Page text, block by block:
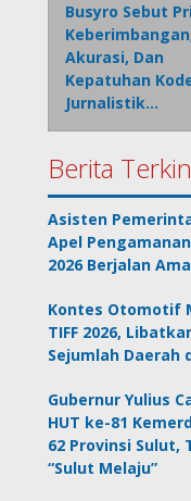
Busyro Sebut
Akurasi, Dan
Kepatuhan
Jurnalistik…
Berita
Asisten
Apel
2026 Berjalan
Kontes Otomotif
TIFF 2026,
Sejumlah Daerah
Gubernur Yulius
HUT ke-81
62 Provinsi Sulut,
“Sulut Melaju”